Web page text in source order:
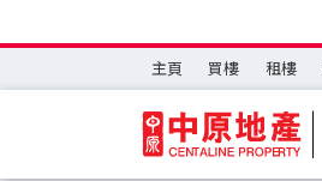
主頁 買樓 租樓